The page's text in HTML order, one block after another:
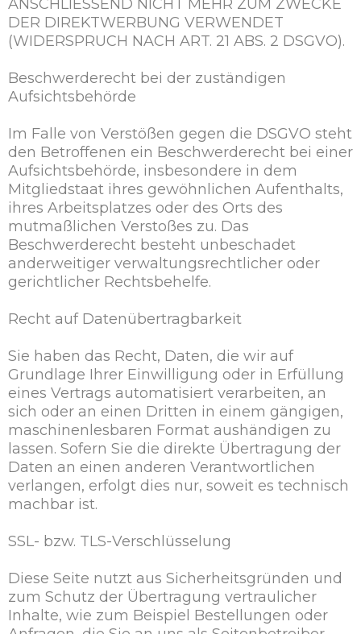
ANSCHLIESSEND NICHT MEHR ZUM ZWECKE
DER DIREKTWERBUNG VERWENDET
(WIDERSPRUCH NACH ART. 21 ABS. 2 DSGVO).
Beschwerderecht bei der zuständigen
Aufsichtsbehörde
Im Falle von Verstößen gegen die DSGVO steht
den Betroffenen ein Beschwerderecht bei einer
Aufsichtsbehörde, insbesondere in dem
Mitgliedstaat ihres gewöhnlichen Aufenthalts,
ihres Arbeitsplatzes oder des Orts des
mutmaßlichen Verstoßes zu. Das
Beschwerderecht besteht unbeschadet
anderweitiger verwaltungsrechtlicher oder
gerichtlicher Rechtsbehelfe.
Recht auf Datenübertragbarkeit
Sie haben das Recht, Daten, die wir auf
Grundlage Ihrer Einwilligung oder in Erfüllung
eines Vertrags automatisiert verarbeiten, an
sich oder an einen Dritten in einem gängigen,
maschinenlesbaren Format aushändigen zu
lassen. Sofern Sie die direkte Übertragung der
Daten an einen anderen Verantwortlichen
verlangen, erfolgt dies nur, soweit es technisch
machbar ist.
SSL- bzw. TLS-Verschlüsselung
Diese Seite nutzt aus Sicherheitsgründen und
zum Schutz der Übertragung vertraulicher
Inhalte, wie zum Beispiel Bestellungen oder